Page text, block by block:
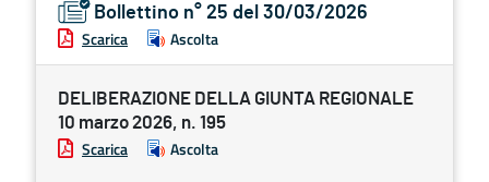
Bollettino n° 25 del 30/03/2026
Scarica Ascolta
DELIBERAZIONE DELLA GIUNTA REGIONALE
10 marzo 2026, n. 195
Scarica Ascolta